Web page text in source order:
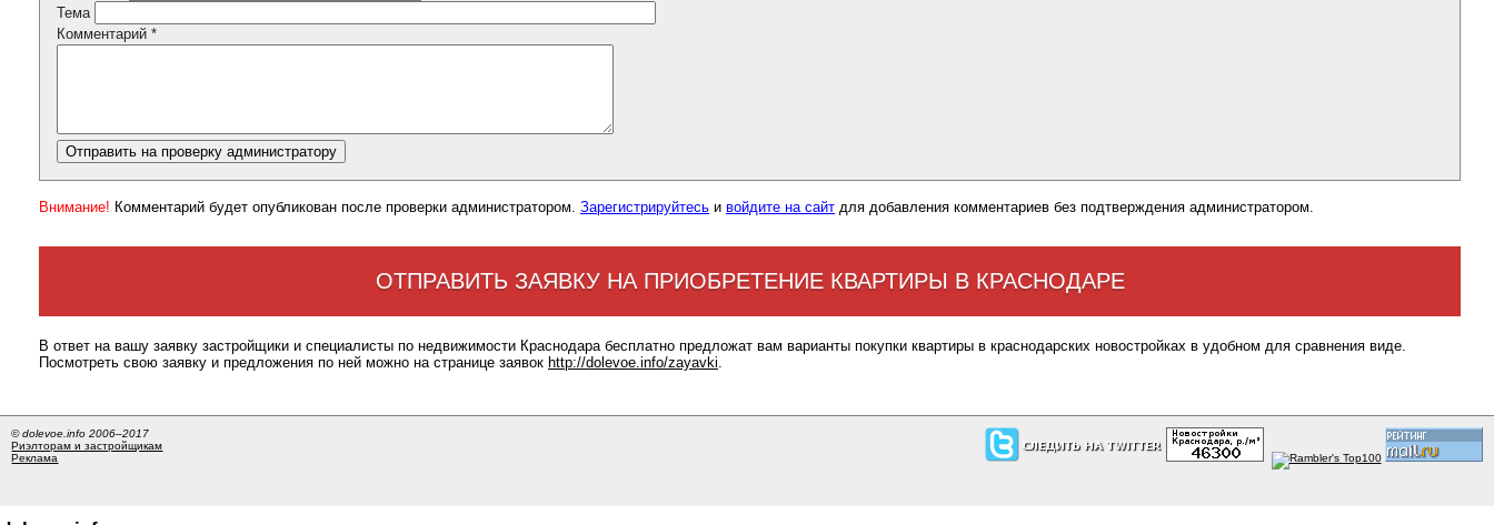
Тема
Комментарий *
Внимание! Комментарий будет опубликован после проверки администратором. Зарегистрируйтесь и войдите на сайт для добавления комментариев без подтверждения администратором.
ОТПРАВИТЬ ЗАЯВКУ НА ПРИОБРЕТЕНИЕ КВАРТИРЫ В КРАСНОДАРЕ
В ответ на вашу заявку застройщики и специалисты по недвижимости Краснодара бесплатно предложат вам варианты покупки квартиры в краснодарских новостройках в удобном для сравнения виде.
Посмотреть свою заявку и предложения по ней можно на странице заявок http://dolevoe.info/zayavki.
© dolevoe.info 2006–2017
Риэлторам и застройщикам
Реклама